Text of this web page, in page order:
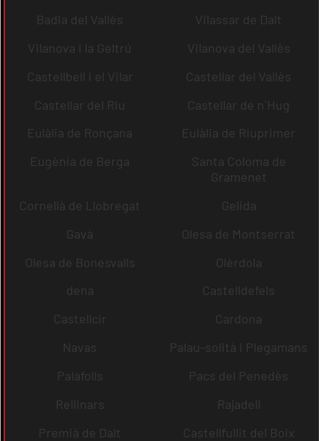
Badia del Vallès
Vilassar de Dalt
Vilanova i la Geltrú
Vilanova del Vallès
Castellbell i el Vilar
Castellar del Vallès
Castellar del Riu
Castellar de n´Hug
Eulàlia de Ronçana
Eulàlia de Riuprimer
Eugènia de Berga
Santa Coloma de
Gramenet
Cornellà de Llobregat
Gelida
Gavà
Olesa de Montserrat
Olesa de Bonesvalls
Olèrdola
dena
Castelldefels
Castellcir
Cardona
Navas
Palau-solità i Plegamans
Palafolls
Pacs del Penedès
Rellinars
Rajadell
Premià de Dalt
Castellfullit del Boix